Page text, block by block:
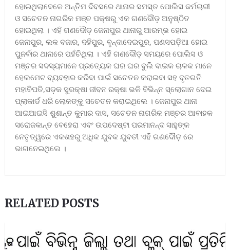
ହୋଇଥିଲାବେଳେ ଅନ୍ତିମ ଦିବସରେ ଥାନାର ସମସ୍ତ ପୋଲିସ କର୍ମଚାରୀ
ଓ ସଚେତନ ନାଗରିକ ମଞ୍ଚ ପକ୍ଷରୁ ଏକ ଗଣଦୌଡ଼ ଅନୁଷ୍ଠିତ
ହୋଇଥିଲା । ଏହି ଗଣଦୌଡ଼ ଜେନାପୁର ଥାନାରୁ ଆରମ୍ଭ ହୋଇ
ଜେନାପୁର, ଲକ ବଜାର, ଦହିପୁର, ବୃନ୍ଦାଦେଇପୁର, ପଣସପଡ଼ିଆ ହୋଇ
ପୁନର୍ବାର ଥାନାରେ ପହଁଚିଥିଲା । ଏହି ଗଣଦୌଡ଼ ସମୟରେ ପୋଲିସ ଓ
ମଞ୍ଚର ସଦସ୍ୟମାନେ ପ୍ରତ୍ୟେକ ଘର ଘର ବୁଲି ବାଇକ ଚାଳକ ମାନେ
ହେଲମେଟ ବ୍ୟବହାର କରିବା ପାଇଁ ସଚେତନ କରାଇବା ସହ ଦୃତଗତି
ମହାବିପତି,ସଡ଼କ ସୁରକ୍ଷା ଜୀବନ ରକ୍ଷା ଭଳି ବିଭିନ୍ନ ସ୍ଲୋଗାନ ଦେଇ
ପ୍ଲାକାର୍ଡ ଧରି ଲୋକଙ୍କୁ ସଚେତନ କରାଇଥିଲେ । ଜେନାପୁର ଥାନା
ଆଇଆଇସି ଶୁଶାନ୍ତ କୁମାର ଦାସ, ସଚେତନ ନାଗରିକ ମଞ୍ଚର ଆବାହକ
ସରୋଜକାନ୍ତ ବେହେରା ଏବଂ ଉପଦେଷ୍ଟା ପରମାନନ୍ଦ ସାହୁଙ୍କ
ନେତୃତ୍ୱରେ ଏକଶହରୁ ଅଧିକ ଯୁବକ ଯୁବତୀ ଏହି ଗଣଦୌଡ଼ ରେ
ଭାଗନେଇଥିଲେ ।
RELATED POSTS